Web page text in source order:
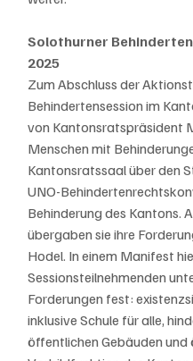
Solothurner
2025
Zum Abschluss der
Behindertensession im
von Kantonsratspräsident
Menschen mit
Kantonsratssaal über den
UNO-
Behinderung des Kantons.
übergaben sie ihre
Hodel. In einem Manifest
Sessionsteilnehmenden
Forderungen fest:
inklusive Schule für alle,
öffentlichen Gebäuden und